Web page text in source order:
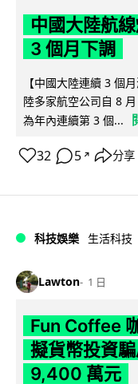
中國大陸航
3 個月下調
【中國大陸連續 3 個
陸多家航空公司自 8
為年內連續第 3 個...
32 5 ↗ 分享
科技娛樂 生活科技
Lawton 1 日
Fun Coffee
擬貨幣投資
9,400 萬元